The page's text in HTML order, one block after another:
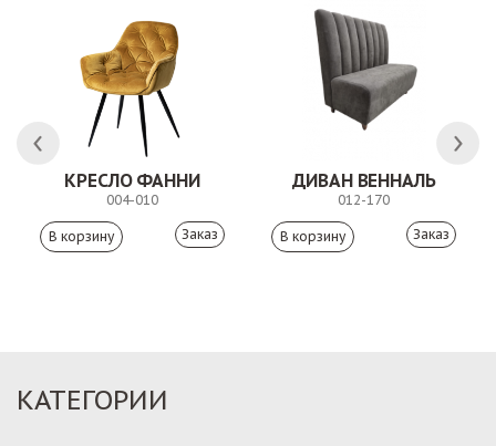
КРЕСЛО ФАННИ
004-010
Заказ
ДИВАН ВЕННАЛЬ
012-170
Заказ
КАТЕГОРИИ